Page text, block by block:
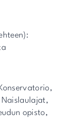
Naislaulajat,
opisto,